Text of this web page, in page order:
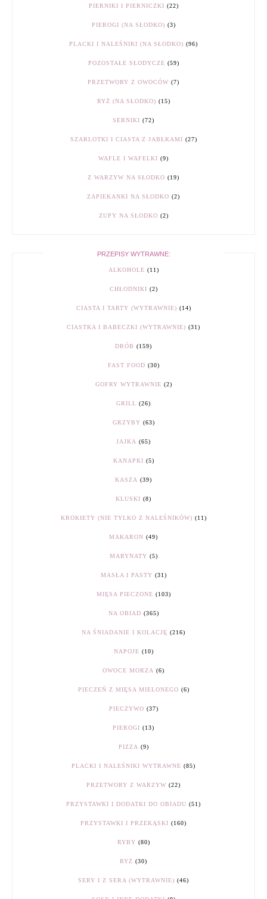
PIERNIKI I PIERNICZKI (22)
PIEROGI (NA SŁODKO) (3)
PLACKI I NALEŚNIKI (NA SŁODKO) (96)
POZOSTAŁE SŁODYCZE (59)
PRZETWORY Z OWOCÓW (7)
RYŻ (NA SŁODKO) (15)
SERNIKI (72)
SZARLOTKI I CIASTA Z JABŁKAMI (27)
WAFLE I WAFELKI (9)
Z WARZYW NA SŁODKO (19)
ZAPIEKANKI NA SŁODKO (2)
ZUPY NA SŁODKO (2)
PRZEPISY WYTRAWNE:
ALKOHOLE (11)
CHŁODNIKI (2)
CIASTA I TARTY (WYTRAWNIE) (14)
CIASTKA I BABECZKI (WYTRAWNIE) (31)
DRÓB (159)
FAST FOOD (30)
GOFRY WYTRAWNIE (2)
GRILL (26)
GRZYBY (63)
JAJKA (65)
KANAPKI (5)
KASZA (39)
KLUSKI (8)
KROKIETY (NIE TYLKO Z NALEŚNIKÓW) (11)
MAKARON (49)
MARYNATY (5)
MASŁA I PASTY (31)
MIĘSA PIECZONE (103)
NA OBIAD (365)
NA ŚNIADANIE I KOLACJĘ (216)
NAPOJE (10)
OWOCE MORZA (6)
PIECZEŃ Z MIĘSA MIELONEGO (6)
PIECZYWO (37)
PIEROGI (13)
PIZZA (9)
PLACKI I NALEŚNIKI WYTRAWNE (85)
PRZETWORY Z WARZYW (22)
PRZYSTAWKI I DODATKI DO OBIADU (51)
PRZYSTAWKI I PRZEKĄSKI (160)
RYBY (80)
RYŻ (30)
SERY I Z SERA (WYTRAWNIE) (46)